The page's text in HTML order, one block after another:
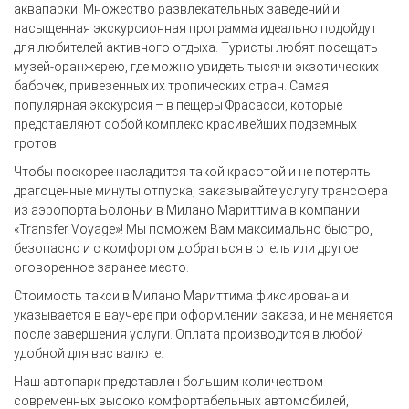
аквапарки. Множество развлекательных заведений и
насыщенная экскурсионная программа идеально подойдут
для любителей активного отдыха. Туристы любят посещать
музей-оранжерею, где можно увидеть тысячи экзотических
бабочек, привезенных их тропических стран. Самая
популярная экскурсия – в пещеры Фрасасси, которые
представляют собой комплекс красивейших подземных
гротов.
Чтобы поскорее насладится такой красотой и не потерять
драгоценные минуты отпуска, заказывайте услугу трансфера
из аэропорта Болоньи в Милано Мариттима в компании
«Transfer Voyage»! Мы поможем Вам максимально быстро,
безопасно и с комфортом добраться в отель или другое
оговоренное заранее место.
Стоимость такси в Милано Мариттима фиксирована и
указывается в ваучере при оформлении заказа, и не меняется
после завершения услуги. Оплата производится в любой
удобной для вас валюте.
Наш автопарк представлен большим количеством
современных высоко комфортабельных автомобилей,